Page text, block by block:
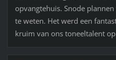
opvangtehuis. Snode
te weten. Het werd een
kruim van ons toneeltalent